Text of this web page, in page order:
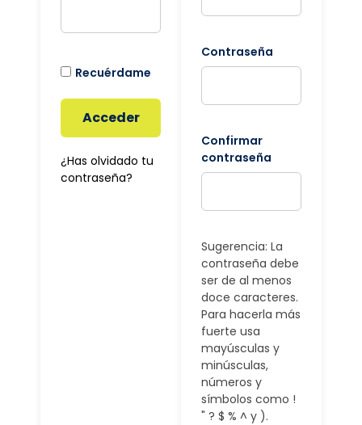
Recuérdame
Acceder
¿Has olvidado tu
contraseña?
Contraseña
Confirmar
contraseña
Sugerencia: La
contraseña debe
ser de al menos
doce caracteres.
Para hacerla más
fuerte usa
mayúsculas y
minúsculas,
números y
símbolos como !
" ? $ % ^ y ).